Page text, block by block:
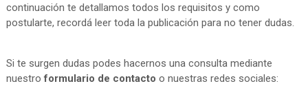
continuación te detallamos todos los requisitos y como
postularte, recordá leer toda la publicación para no tener dudas.
Si te surgen dudas podes hacernos una consulta mediante
nuestroformulario de contacto o nuestras redes sociales: